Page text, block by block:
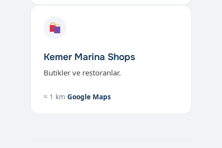
Kemer Marina Shops
Butikler ve restoranlar.
≈ 1 km Google Maps